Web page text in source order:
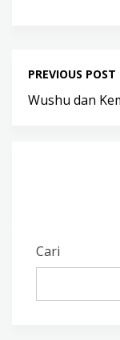
PREVIOUS POST
Wushu dan
Cari